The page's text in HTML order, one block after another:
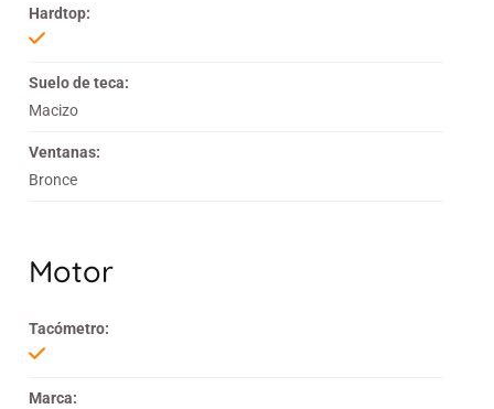
Hardtop:
Suelo de teca:
Macizo
Ventanas:
Bronce
Motor
Tacómetro:
Marca: